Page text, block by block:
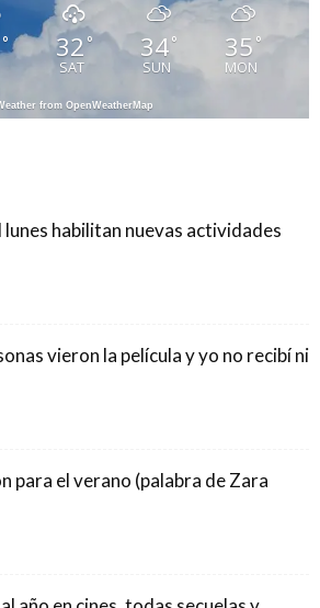
° 32 °
SAT
34°
SUN
35 °
MON
from OpenWeatherMap
habilitan nuevas actividades
vieron la película y yo no recibí ni
para el verano (palabra de Zara